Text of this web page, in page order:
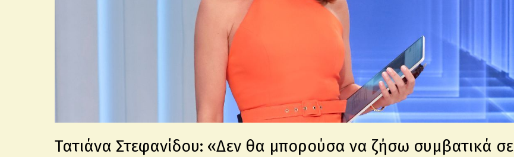
Τατιάνα Στεφανίδου: «Δεν θα μπορούσα να ζήσω συμβατικά σε